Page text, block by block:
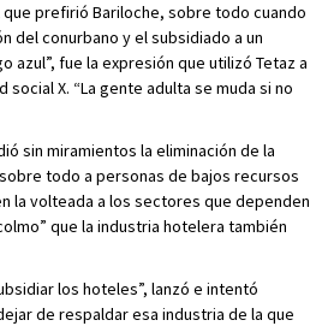
prefirió Bariloche, sobre todo cuando
del conurbano y el subsidiado a un
azul”, fue la expresión que utilizó Tetaz a
X. “La gente adulta se muda si no
sin miramientos la eliminación de la
todo a personas de bajos recursos
la volteada a los sectores que dependen
que la industria hotelera también
los hoteles”, lanzó e intentó
de respaldar esa industria de la que